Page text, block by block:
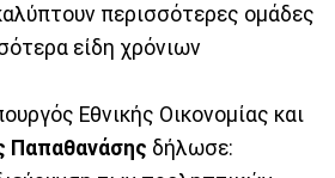
περισσότερες ομάδες
είδη χρόνιων
Εθνικής Οικονομίας και
Παπαθανάσης δήλωσε: